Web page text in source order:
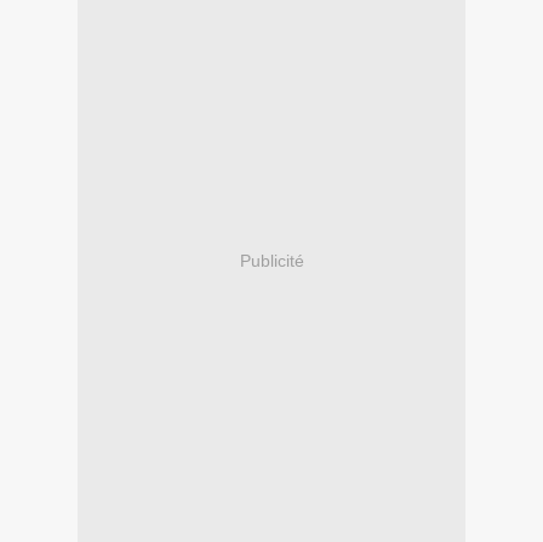
Publicité